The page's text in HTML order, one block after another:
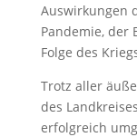
Auswirkungen
Pandemie, der
Folge des
Trotz aller
des
erfolgreich